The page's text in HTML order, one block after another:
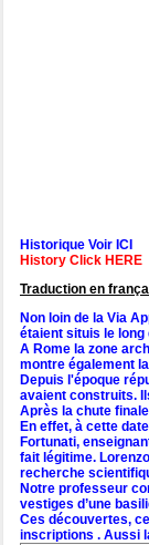
Historique Voir ICI
History Click HERE
Traduction en
Non loin de la Via
étaient situis le
A Rome la zone
montre également
Depuis l'époque
avaient construits.
Après la chute
En effet, à cette
Fortunati,
fait légitime.
recherche
Notre professeur
vestiges d’une
Ces découvertes,
inscriptions . Aussi